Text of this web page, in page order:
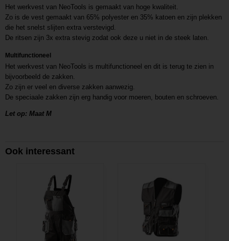
Het werkvest van NeoTools is gemaakt van hoge kwaliteit.
Zo is de vest gemaakt van 65% polyester en 35% katoen en zijn plekken
die het snelst slijten extra verstevigd.
De ritsen zijn 3x extra stevig zodat ook deze u niet in de steek laten.
Multifunctioneel
Het werkvest van NeoTools is multifunctioneel en dit is terug te zien in
bijvoorbeeld de zakken.
Zo zijn er veel en diverse zakken aanwezig.
De speciaale zakken zijn erg handig voor moeren, bouten en schroeven.
Let op: Maat M
Ook interessant